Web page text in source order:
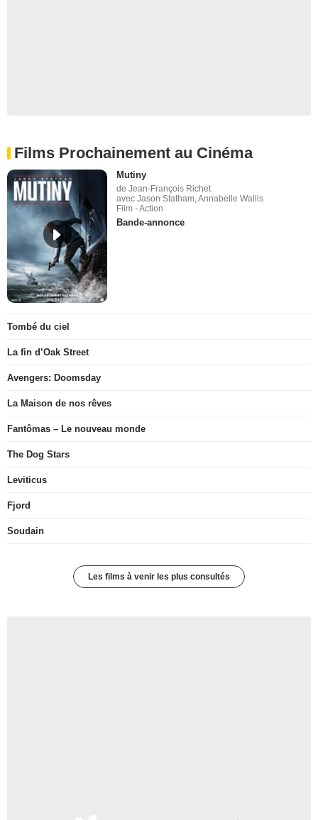
Films Prochainement au Cinéma
Mutiny
de Jean-François Richet
avec Jason Statham, Annabelle Wallis
Film - Action
Bande-annonce
Tombé du ciel
La fin d’Oak Street
Avengers: Doomsday
La Maison de nos rêves
Fantômas – Le nouveau monde
The Dog Stars
Leviticus
Fjord
Soudain
Les films à venir les plus consultés